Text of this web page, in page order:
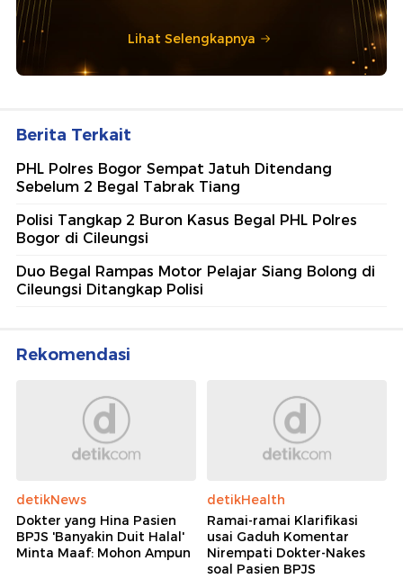
Lihat Selengkapnya
Berita Terkait
PHL Polres Bogor Sempat Jatuh Ditendang
Sebelum 2 Begal Tabrak Tiang
Polisi Tangkap 2 Buron Kasus Begal PHL Polres
Bogor di Cileungsi
Duo Begal Rampas Motor Pelajar Siang Bolong di
Cileungsi Ditangkap Polisi
Rekomendasi
detikNews
Dokter yang Hina Pasien
BPJS 'Banyakin Duit Halal'
Minta Maaf: Mohon Ampun
detikHealth
Ramai-ramai Klarifikasi
usai Gaduh Komentar
Nirempati Dokter-Nakes
soal Pasien BPJS